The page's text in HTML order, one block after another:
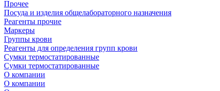
Прочее
Посуда и изделия общелабораторного назначения
Реагенты прочие
Маркеры
Группы крови
Реагенты для определения групп крови
Сумки термостатированные
Сумки термостатированные
О компании
О компании